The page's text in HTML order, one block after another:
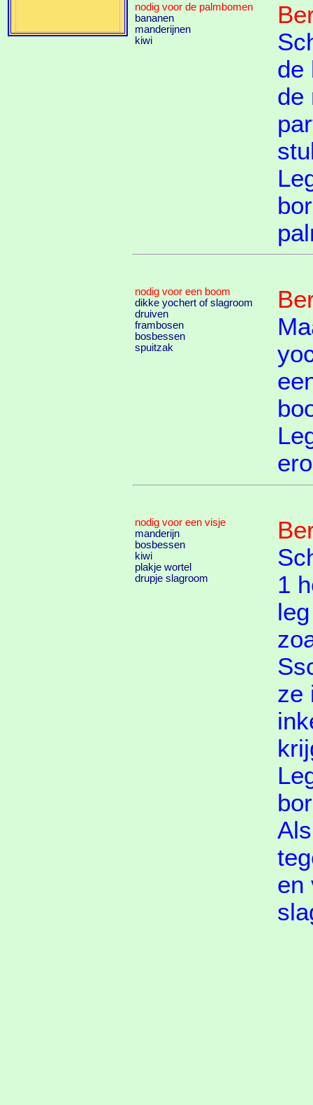
nodig voor de palmbomen
bananen
manderijnen
kiwi
de
de
nodig voor een boom
dikke yochert of slagroom
druiven
frambosen
bosbessen
spuitzak
nodig voor een visje
manderijn
bosbessen
kiwi
plakje wortel
drupje slagroom
1
ze
en